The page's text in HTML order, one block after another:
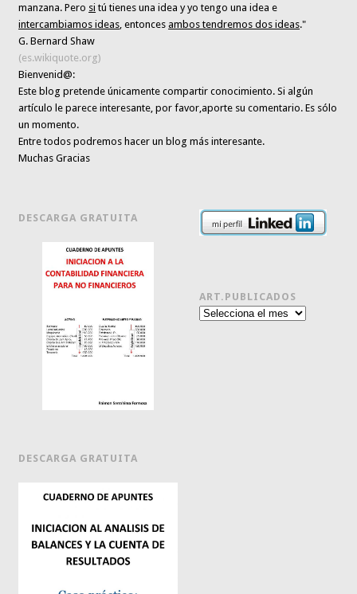
manzana. Pero si tú tienes una idea y yo tengo una idea e
intercambiamos ideas , entoncesambos tendremos dos ideas."
G. Bernard Shaw
(es.wikiquote.org)
Bienvenid@:
Este blog pretende únicamentecompartir conocimiento. Si algún
artículo le parece interesante,por favor,aporte su comentario. Es sólo
un momento.
Entre todos podremos hacer un blog más interesante.
Muchas Gracias
DESCARGA GRATUITA
DESCARGA GRATUITA
ART.PUBLICADOS
Art.publicados